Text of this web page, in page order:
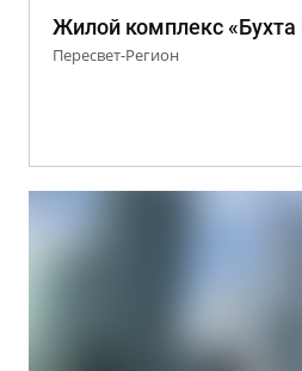
Жилой комплекс «Бухта
Пересвет-Регион